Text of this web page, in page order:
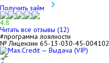
Получить займ
4.8
Читать все отзывы (12)
#программа лоялности
№ Лицензии 65-13-030-45-004102